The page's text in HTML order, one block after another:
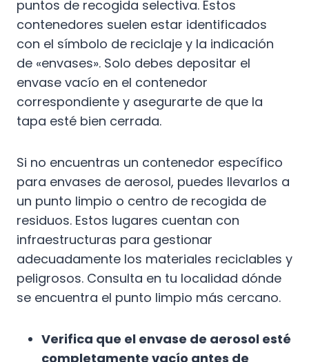
puntos de recogida selectiva. Estos
contenedores suelen estar identificados
con el símbolo de reciclaje y la indicación
de «envases». Solo debes depositar el
envase vacío en el contenedor
correspondiente y asegurarte de que la
tapa esté bien cerrada.
Si no encuentras un contenedor específico
para envases de aerosol, puedes llevarlos a
un punto limpio o centro de recogida de
residuos. Estos lugares cuentan con
infraestructuras para gestionar
adecuadamente los materiales reciclables y
peligrosos. Consulta en tu localidad dónde
se encuentra el punto limpio más cercano.
Verifica que el envase de aerosol esté
completamente vacío antes de